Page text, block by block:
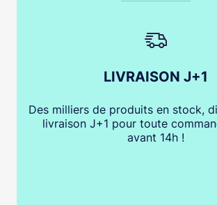
LIVRAISON J+1
Des milliers de produits en stock,
livraison J+1 pour toute
avant 14h !